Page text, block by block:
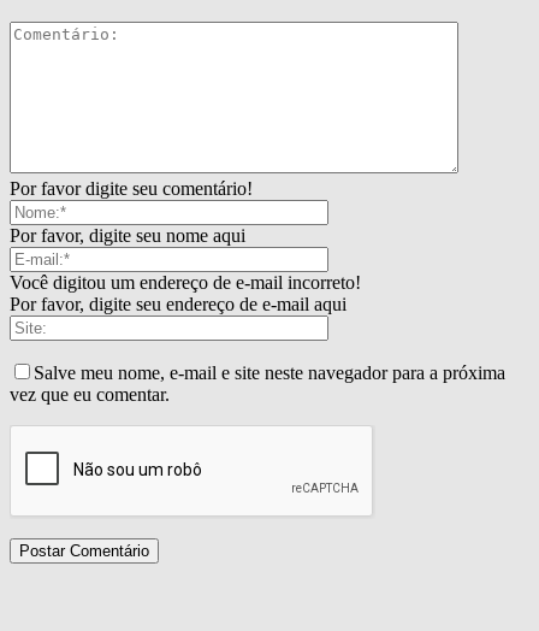
Por favor digite seu comentário!
Por favor, digite seu nome aqui
Você digitou um endereço de e-mail incorreto!
Por favor, digite seu endereço de e-mail aqui
Salve meu nome, e-mail e site neste navegador para a próxima
vez que eu comentar.